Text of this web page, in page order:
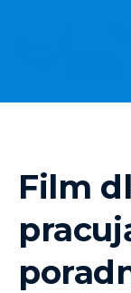
Film